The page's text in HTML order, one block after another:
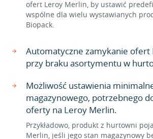
ofert Leroy Merlin, by ustawić
wspólne dla wielu wystawianych
Biopack.
Automatyczne zamykanie ofert
przy braku asortymentu w
Możliwość ustawienia
magazynowego, potrzebnego
oferty na Leroy Merlin.
Przykładowo, produkt z hurtowni
Merlin, jeśli jego stan magazynowy